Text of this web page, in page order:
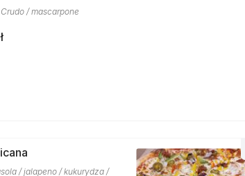
/ mascarpone
/ jalapeno / kukurydza /